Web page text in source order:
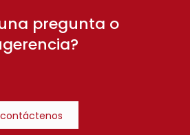
pregunta o
contáctenos